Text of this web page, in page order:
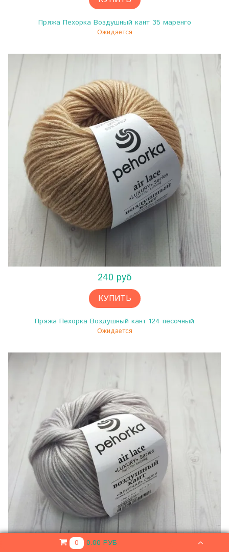
Пряжа Пехорка Воздушный кант 35 маренго
Ожидается
240 руб
КУПИТЬ
Пряжа Пехорка Воздушный кант 124 песочный
Ожидается
0 0.00 РУБ